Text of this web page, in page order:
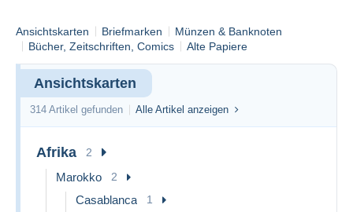
Ansichtskarten Briefmarken
Münzen & Banknoten
Bücher, Zeitschriften, Comics
Alte Papiere
Ansichtskarten
314 Artikel gefunden Alle Artikel anzeigen
Afrika 2
Marokko 2
Casablanca 1